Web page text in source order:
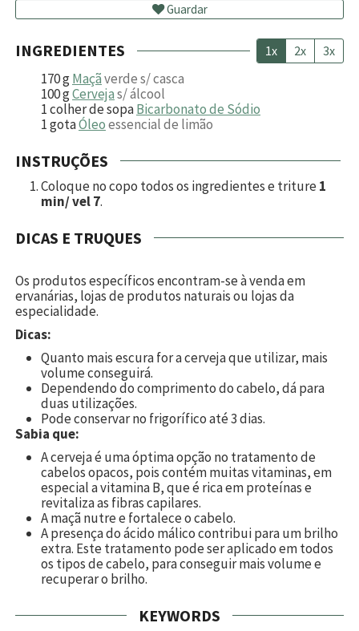
Guardar
INGREDIENTES 1x 2x 3x
170gMaçãverde s/ casca
100gCervejas/ álcool
1colher de sopaBicarbonato de Sódio
1gotaÓleoessencial de limão
INSTRUÇÕES
Coloque no copo todos os ingredientes e triture1
min/ vel 7.
DICAS E TRUQUES
Os produtos específicos encontram-se à venda em
ervanárias, lojas de produtos naturais ou lojas da
especialidade.
Dicas:
Quanto mais escura for a cerveja que utilizar, mais
volume conseguirá.
Dependendo do comprimento do cabelo, dá para
duas utilizações.
Pode conservar no frigorífico até 3 dias.
Sabia que:
A cerveja é uma óptima opção no tratamento de
cabelos opacos, pois contém muitas vitaminas, em
especial a vitamina B, que é rica em proteínas e
revitaliza as fibras capilares.
A maçã nutre e fortalece o cabelo.
A presença do ácido málico contribui para um brilho
extra. Este tratamento pode ser aplicado em todos
os tipos de cabelo, para conseguir mais volume e
recuperar o brilho.
KEYWORDS